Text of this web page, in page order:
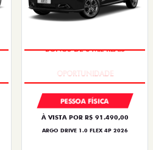
PESSOA FÍSICA
À VISTA POR R$ 91.490,00
ARGO DRIVE 1.0 FLEX 4P 2026